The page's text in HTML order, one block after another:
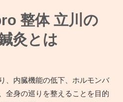
整体 立川の
灸とは
、内臓機能の低下、ホルモンバ
全身の巡りを整えることを目的